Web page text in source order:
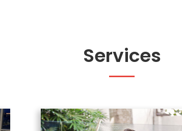
Services